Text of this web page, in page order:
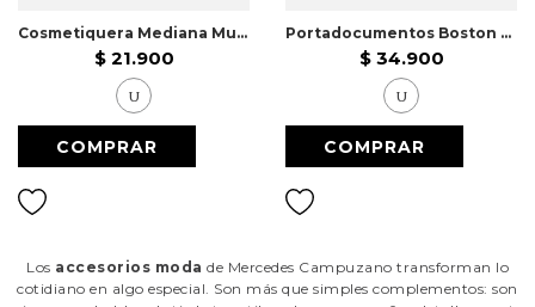
Cosmetiquera Mediana Multicolor
$ 21.900
U
Portadocumentos Boston Est_Mc
$ 34.900
U
Los accesorios moda de Mercedes Campuzano transforman lo
cotidiano en algo especial. Son más que simples complementos: son